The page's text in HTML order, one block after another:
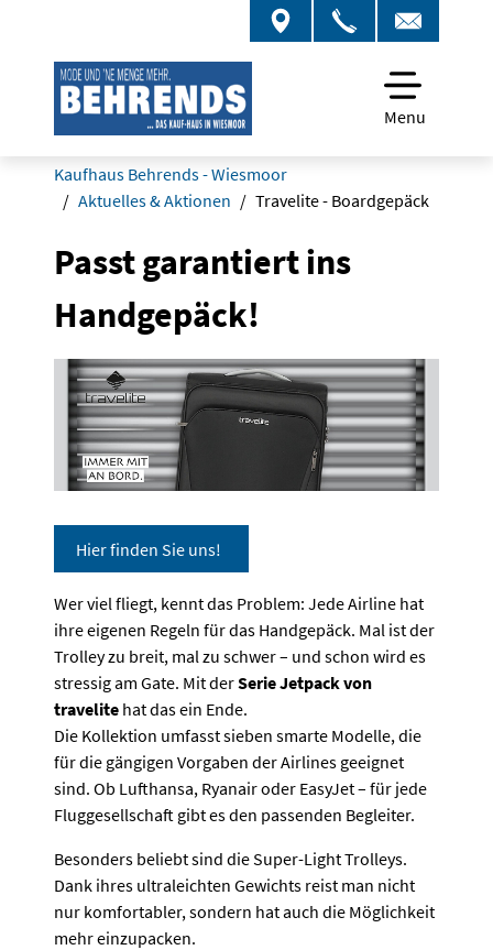
Menu
Kaufhaus Behrends - Wiesmoor
Aktuelles & Aktionen
Travelite - Boardgepäck
Passt garantiert ins
Handgepäck!
Hier finden Sie uns!
Wer viel fliegt, kennt das Problem: Jede Airline hat
ihre eigenen Regeln für das Handgepäck. Mal ist der
Trolley zu breit, mal zu schwer – und schon wird es
stressig am Gate. Mit derSerie Jetpack von
travelite hat das ein Ende.
Die Kollektion umfasst sieben smarte Modelle, die
für die gängigen Vorgaben der Airlines geeignet
sind. Ob Lufthansa, Ryanair oder EasyJet – für jede
Fluggesellschaft gibt es den passenden Begleiter.
Besonders beliebt sind die Super-Light Trolleys.
Dank ihres ultraleichten Gewichts reist man nicht
nur komfortabler, sondern hat auch die Möglichkeit
mehr einzupacken.